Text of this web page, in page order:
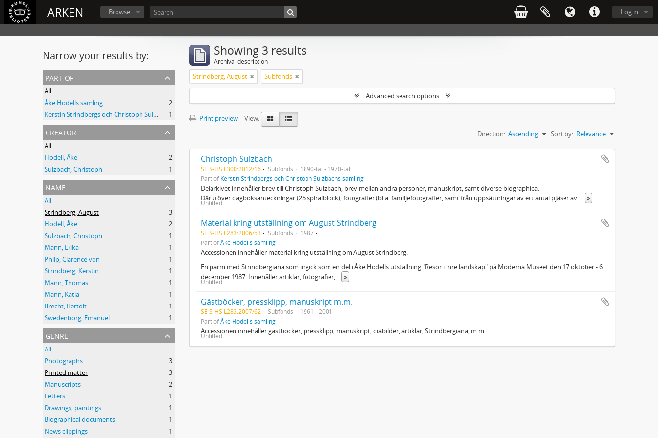
ARKEN Log in
Browse
Narrow your results by:
part of
All
Åke Hodells samling
2
Kerstin Strindbergs och Christoph Sulzbachs samling
1
creator
All
Hodell, Åke
2
Sulzbach, Christoph
1
name
All
Strindberg, August
3
Hodell, Åke
2
Sulzbach, Christoph
1
Mann, Erika
1
Philp, Clarence von
1
Strindberg, Kerstin
1
Mann, Thomas
1
Mann, Katia
1
Brecht, Bertolt
1
Swedenborg, Emanuel
1
genre
All
Photographs
3
Printed matter
3
Manuscripts
2
Letters
1
Drawings, paintings
1
Biographical documents
1
News clippings
1
Showing 3 results
Archival description
Strindberg, August Subfonds
Advanced search options
Print preview
View:
Sort by: Relevance
Direction: Ascending
Christoph Sulzbach
SE S-HS L300:2012/16 Subfonds
1890-tal - 1970-tal
Part ofKerstin Strindbergs och Christoph Sulzbachs samling
Delarkivet innehåller brev till Christoph Sulzbach, brev mellan andra personer, manuskript, samt diverse biographica.
Därutöver dagboksanteckningar (25 spiralblock), fotografier (bl.a. familjefotografier, samt från uppsättningar av ett antal pjäser av
»
Untitled
Material kring utställning om August Strindberg
SE S-HS L283:2006/53 Subfonds
1987
Part ofÅke Hodells samling
Accessionen innehåller material kring utställning om August Strindberg.
En pärm med Strindbergiana som ingick som en del i Åke Hodells utställning "Resor i inre landskap" på Moderna Museet den 17 oktober - 6
december 1987. Innehåller artiklar, fotografier,
»
Untitled
Gästböcker, pressklipp, manuskript m.m.
SE S-HS L283:2007/62 Subfonds
1961 - 2001
Part ofÅke Hodells samling
Accessionen innehåller gästböcker, pressklipp, manuskript, diabilder, artiklar, Strindbergiana, m.m.
Untitled